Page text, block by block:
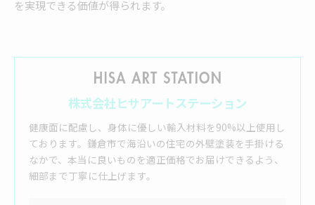
を実現できる価値が得られます。
株式会社ヒサアートステーション
健康面に配慮し、身体に優しい輸入材料を90%以上使用し
ております。鎌倉市で海沿いの住宅の外壁塗装を手掛ける
なかで、本当に良いものを適正価格でお届けできるよう、
細部まで丁寧に仕上げます。